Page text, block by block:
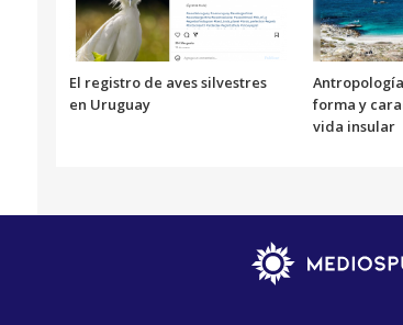
El registro de aves silvestres
en Uruguay
forma y
vida insular